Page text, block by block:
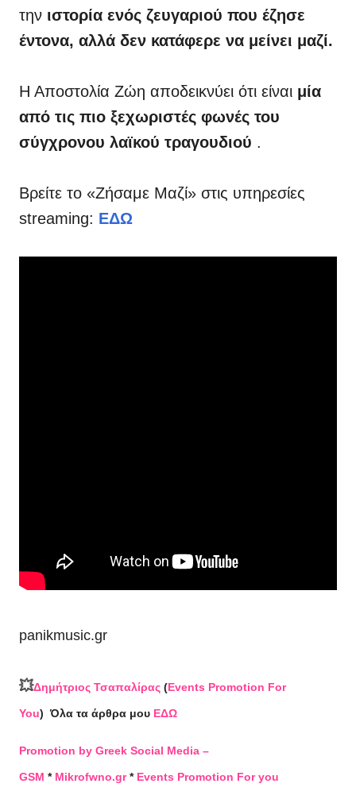
την ιστορία ενός ζευγαριού που έζησε
έντονα, αλλά δεν κατάφερε να μείνει μαζί.
Η Αποστολία Ζώη αποδεικνύει ότι είναι μία
από τις πιο ξεχωριστές φωνές του
σύγχρονου λαϊκού τραγουδιού .
Βρείτε το «Ζήσαμε Μαζί» στις υπηρεσίες
streaming: ΕΔΩ
panikmusic.gr
💥Δημήτριος Τσαπαλίρας (Events Promotion For
You) Όλα τα άρθρα μου ΕΔΩ
Promotion by Greek Social Media –
GSM * Mikrofwno.gr* Events Promotion For you